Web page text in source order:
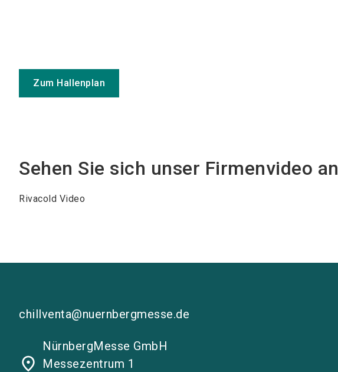
Zum Hallenplan
Sehen Sie sich unser Firmenvideo an
Rivacold Video
chillventa@nuernbergmesse.de
place
NürnbergMesse GmbH
Messezentrum 1